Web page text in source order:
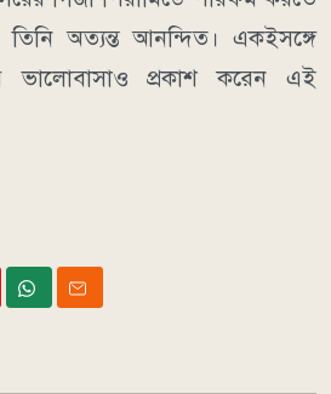
অত্যন্ত আনন্দিত। একইসঙ্গে
ভালোবাসাও প্রকাশ করেন এই